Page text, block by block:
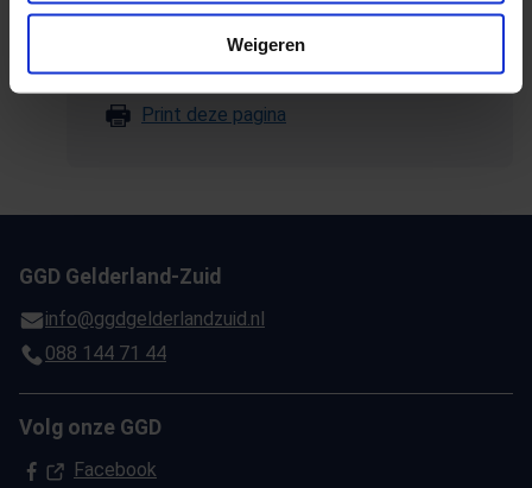
Weigeren
E-mail deze pagina
Kopieer link naar klembord
Print deze pagina
GGD Gelderland-Zuid
info@ggdgelderlandzuid.nl
088 144 71 44
Volg onze GGD
Facebook
(Opent in een nieuw tabblad)